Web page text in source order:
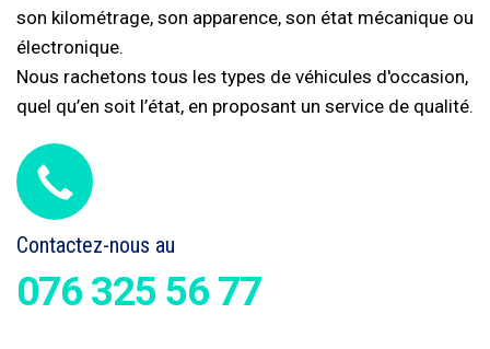
son kilométrage, son apparence, son état mécanique ou
électronique.
Nous rachetons tous les types de véhicules d'occasion,
quel qu’en soit l’état, en proposant un service de qualité.
Contactez-nous au
076 325 56 77